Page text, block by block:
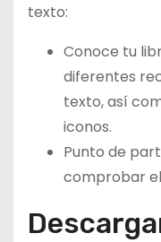
texto:
Conoce tu
diferentes
texto, así
iconos.
Punto de
comprobar